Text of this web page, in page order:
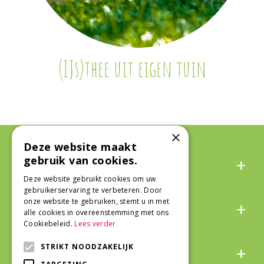
(IJs)thee uit eigen tuin
Algemeen
Over ons
Snel naar
×
Deze website maakt
gebruik van cookies.
Deze website gebruikt cookies om uw
gebruikerservaring te verbeteren. Door
onze website te gebruiken, stemt u in met
alle cookies in overeenstemming met ons
Cookiebeleid.Lees verder
STRIKT NOODZAKELIJK